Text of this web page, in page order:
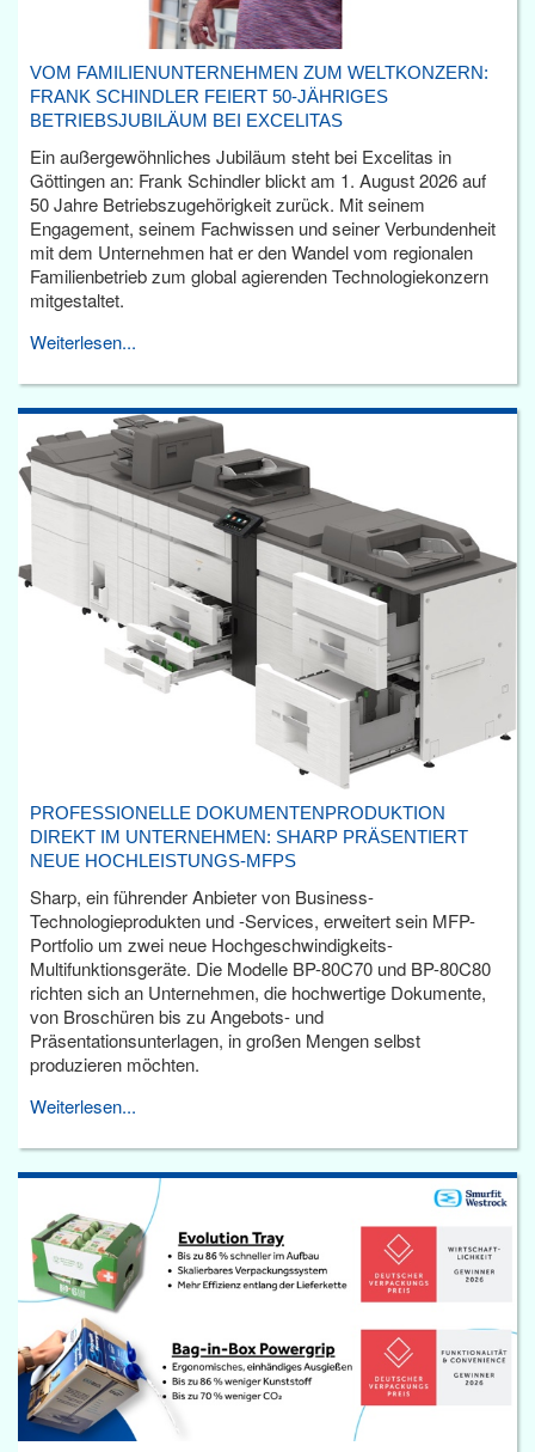
VOM FAMILIENUNTERNEHMEN ZUM WELTKONZERN:
FRANK SCHINDLER FEIERT 50-JÄHRIGES
BETRIEBSJUBILÄUM BEI EXCELITAS
Ein außergewöhnliches Jubiläum steht bei Excelitas in
Göttingen an: Frank Schindler blickt am 1. August 2026 auf
50 Jahre Betriebszugehörigkeit zurück. Mit seinem
Engagement, seinem Fachwissen und seiner Verbundenheit
mit dem Unternehmen hat er den Wandel vom regionalen
Familienbetrieb zum global agierenden Technologiekonzern
mitgestaltet.
Weiterlesen...
PROFESSIONELLE DOKUMENTENPRODUKTION
DIREKT IM UNTERNEHMEN: SHARP PRÄSENTIERT
NEUE HOCHLEISTUNGS-MFPS
Sharp, ein führender Anbieter von Business-
Technologieprodukten und -Services, erweitert sein MFP-
Portfolio um zwei neue Hochgeschwindigkeits-
Multifunktionsgeräte. Die Modelle BP-80C70 und BP-80C80
richten sich an Unternehmen, die hochwertige Dokumente,
von Broschüren bis zu Angebots- und
Präsentationsunterlagen, in großen Mengen selbst
produzieren möchten.
Weiterlesen...